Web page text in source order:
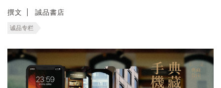
撰文 誠品書店
诚品专栏